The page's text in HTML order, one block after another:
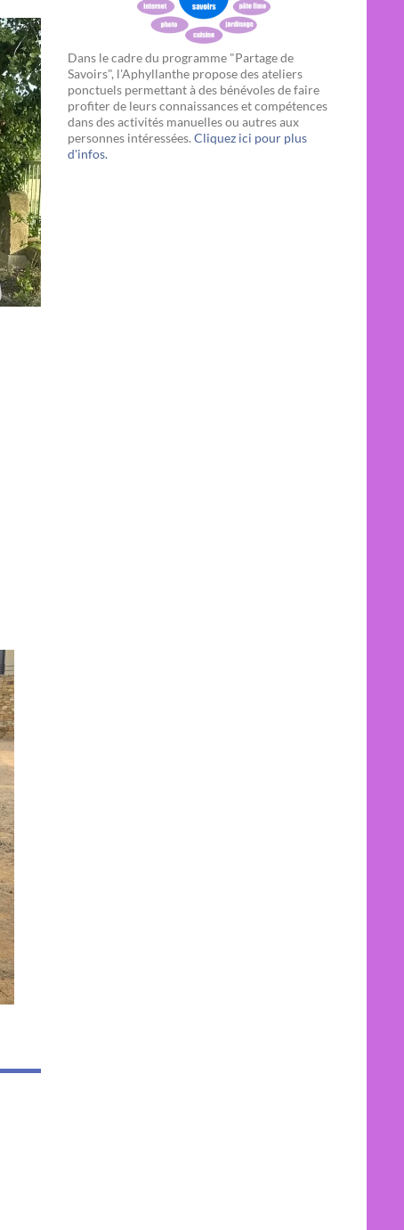
Dans le cadre du programme "Partage de
Savoirs", l'Aphyllanthe propose des ateliers
ponctuels permettant à des bénévoles de faire
profiter de leurs connaissances et compétences
dans des activités manuelles ou autres aux
personnes intéressées. Cliquez ici pour plus
d'infos.